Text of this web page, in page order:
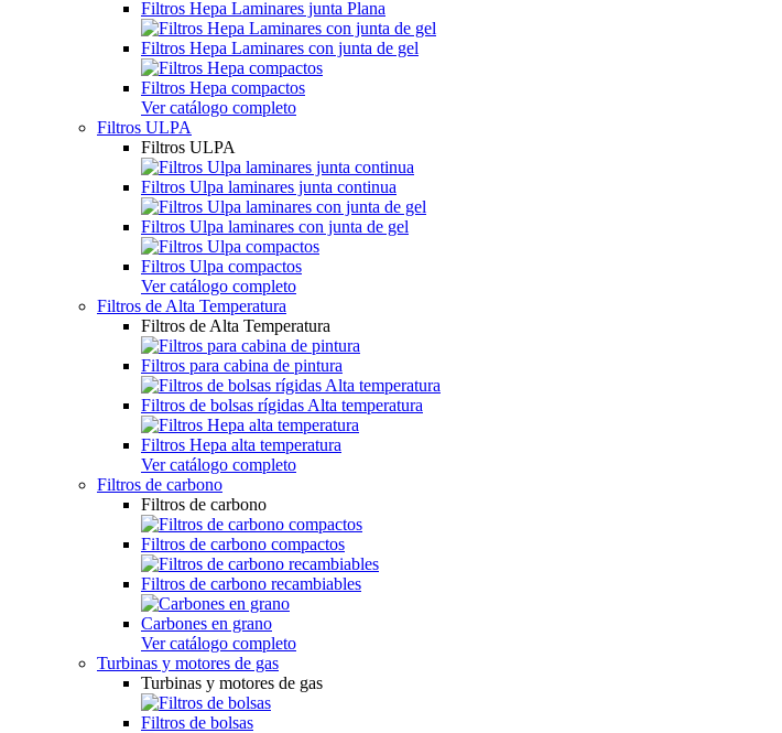
Filtros Hepa Laminares junta Plana
Filtros Hepa Laminares con junta de gel
Filtros Hepa compactos
Ver catálogo completo
Filtros ULPA
Filtros ULPA
Filtros Ulpa laminares junta continua
Filtros Ulpa laminares con junta de gel
Filtros Ulpa compactos
Ver catálogo completo
Filtros de Alta Temperatura
Filtros de Alta Temperatura
Filtros para cabina de pintura
Filtros de bolsas rígidas Alta temperatura
Filtros Hepa alta temperatura
Ver catálogo completo
Filtros de carbono
Filtros de carbono
Filtros de carbono compactos
Filtros de carbono recambiables
Carbones en grano
Ver catálogo completo
Turbinas y motores de gas
Turbinas y motores de gas
Filtros de bolsas